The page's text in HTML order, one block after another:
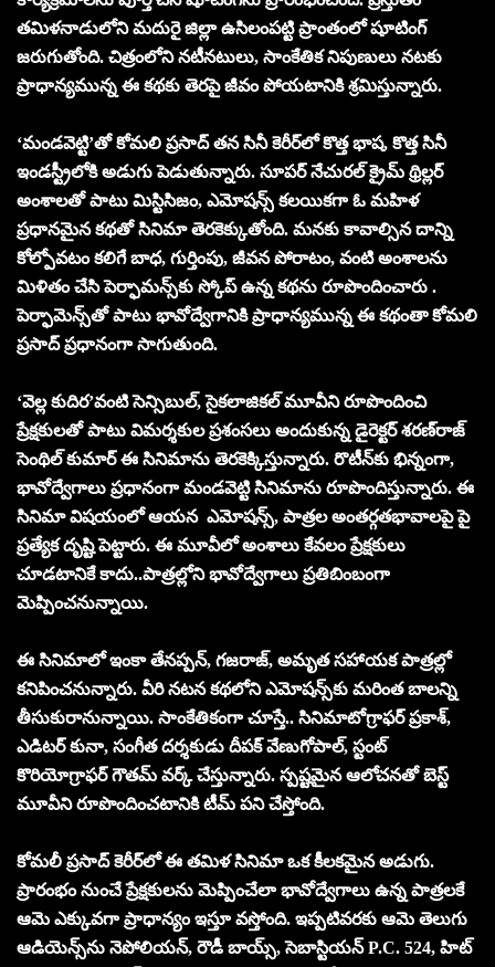
తమిళనాడులోని మదురై జిల్లా ఉసిలంపట్టి ప్రాంతంలో షూటింగ్
జరుగుతోంది. చిత్రంలోని న‌టీన‌టులు, సాంకేతిక నిపుణులు న‌ట‌కు
ప్రాధాన్య‌మున్న ఈ క‌థ‌కు తెర‌పై జీవం పోయ‌టానికి శ్ర‌మిస్తున్నారు.
‘మండ‌వెట్టి’తో కోమ‌లి ప్ర‌సాద్ త‌న‌ సినీ కెరీర్‌లో కొత్త భాష‌, కొత్త సినీ
ఇండ‌స్ట్రీలోకి అడుగు పెడుతున్నారు. సూప‌ర్ నేచుర‌ల్ క్రైమ్ థ్రిల్ల‌ర్
అంశాల‌తో పాటు మిస్టిసిజం, ఎమోష‌న్స్ క‌ల‌యిక‌గా ఓ మ‌హిళ
ప్ర‌ధానమైన క‌థ‌తో సినిమా తెర‌కెక్కుతోంది. మ‌న‌కు కావాల్సిన దాన్ని
కోల్పోవ‌టం కలిగే బాధ‌, గుర్తింపు, జీవ‌న పోరాటం, వంటి అంశాలను
మిళితం చేసి పెర్ఫామ‌న్స్‌కు స్కోప్ ఉన్న క‌థ‌ను రూపొందించారు .
పెర్ఫామెన్స్‌తో పాటు భావోద్వేగానికి ప్రాధాన్య‌మున్న ఈ క‌థంతా కోమ‌లి
ప్ర‌సాద్ ప్ర‌ధానంగా సాగుతుంది.
‘వెల్ల కుదిర’వంటి సెన్సిబుల్‌, సైక‌లాజిక‌ల్ మూవీని రూపొందించి
ప్రేక్ష‌కుల‌తో పాటు విమ‌ర్శ‌కుల ప్ర‌శంస‌లు అందుకున్న డైరెక్ట‌ర్ శ‌ర‌ణ్‌రాజ్
సెంథిల్ కుమార్ ఈ సినిమాను తెర‌కెక్కిస్తున్నారు. రొటీన్‌కు భిన్నంగా,
భావోద్వేగాలు ప్ర‌ధానంగా మండ‌వెట్టి సినిమాను రూపొందిస్తున్నారు. ఈ
సినిమా విష‌యంలో ఆయ‌న ఎమోష‌న్స్‌, పాత్రల అంతర్గతభావాల‌పై పై
ప్రత్యేక దృష్టి పెట్టారు. ఈ మూవీలో అంశాలు కేవ‌లం ప్రేక్ష‌కులు
చూడ‌టానికే కాదు..పాత్ర‌ల్లోని భావోద్వేగాలు ప్ర‌తిబింబంగా
మెప్పించ‌నున్నాయి.
ఈ సినిమాలో ఇంకా తేన‌ప్ప‌న్‌, గ‌జ‌రాజ్‌, అమృత స‌హాయ‌క పాత్ర‌ల్లో
క‌నిపించ‌నున్నారు. వీరి న‌ట‌న క‌థ‌లోని ఎమోష‌న్స్‌కు మ‌రింత బాల‌న్ని
తీసుకురానున్నాయి. సాంకేతికంగా చూస్తే.. సినిమాటోగ్రాఫర్ ప్రకాశ్,
ఎడిటర్ కునా, సంగీత దర్శకుడు దీపక్ వేణుగోపాల్, స్టంట్
కొరియోగ్రాఫర్ గౌతమ్ వ‌ర్క్ చేస్తున్నారు. స్ప‌ష్ట‌మైన ఆలోచ‌న‌తో బెస్ట్
మూవీని రూపొందించ‌టానికి టీమ్ ప‌ని చేస్తోంది.
కోమలీ ప్రసాద్ కెరీర్‌లో ఈ తమిళ సినిమా ఒక కీలకమైన అడుగు.
ప్రారంభం నుంచే ప్రేక్ష‌కుల‌ను మెప్పించేలా భావోద్వేగాలు ఉన్న పాత్రలకే
ఆమె ఎక్కువగా ప్రాధాన్యం ఇస్తూ వస్తోంది. ఇప్పటివరకు ఆమె తెలుగు
ఆడియెన్స్‌ను నెపోలియన్, రౌడీ బాయ్స్, సెబాస్టియన్ P.C. 524, హిట్